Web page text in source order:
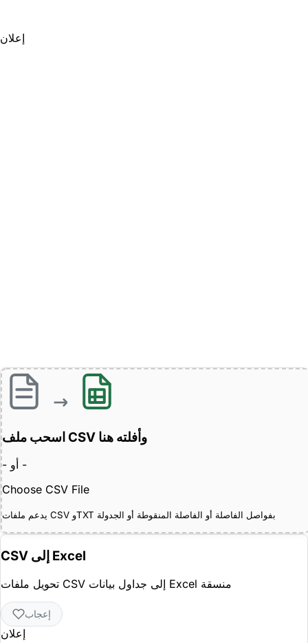
إعلان
اسحب ملف CSV وأفلته هنا
- أو -
Choose CSV File
يدعم ملفات CSV وTXT بفواصل الفاصلة أو الفاصلة المنقوطة أو الجدولة
CSV إلى Excel
تحويل ملفات CSV إلى جداول بيانات Excel منسقة
إعجاب
إعلان